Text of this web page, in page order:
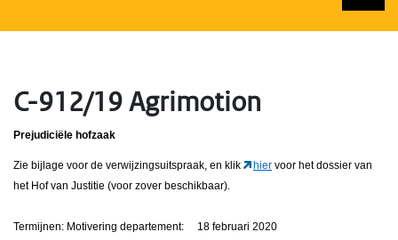
C-912/19 Agrimotion
Prejudiciële hofzaak
Zie bijlage voor de verwijzingsuitspraak, en klik hier voor het dossier van
het Hof van Justitie (voor zover beschikbaar).
Termijnen: Motivering departement: 18 februari 2020